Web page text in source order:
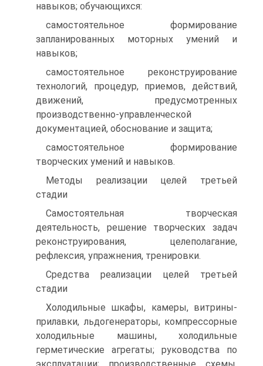
навыков; обучающихся:
самостоятельное формирование
запланированных моторных умений и
навыков;
самостоятельное реконструирование
технологий, процедур, приемов, действий,
движений, предусмотренных
производственно-управленческой
документацией, обоснование и защита;
самостоятельное формирование
творческих умений и навыков.
Методы реализации целей третьей
стадии
Самостоятельная творческая
деятельность, решение творческих задач
реконструирования, целеполагание,
рефлексия, упражнения, тренировки.
Средства реализации целей третьей
стадии
Холодильные шкафы, камеры, витрины-
прилавки, льдогенераторы, компрессорные
холодильные машины, холодильные
герметические агрегаты; руководства по